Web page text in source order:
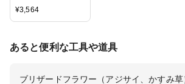
ム専用オイル 【浮
游花オイル fuyuca
¥3,564
あると便利な工具や道具
ブリザードフラワー（アジサイ、かすみ草